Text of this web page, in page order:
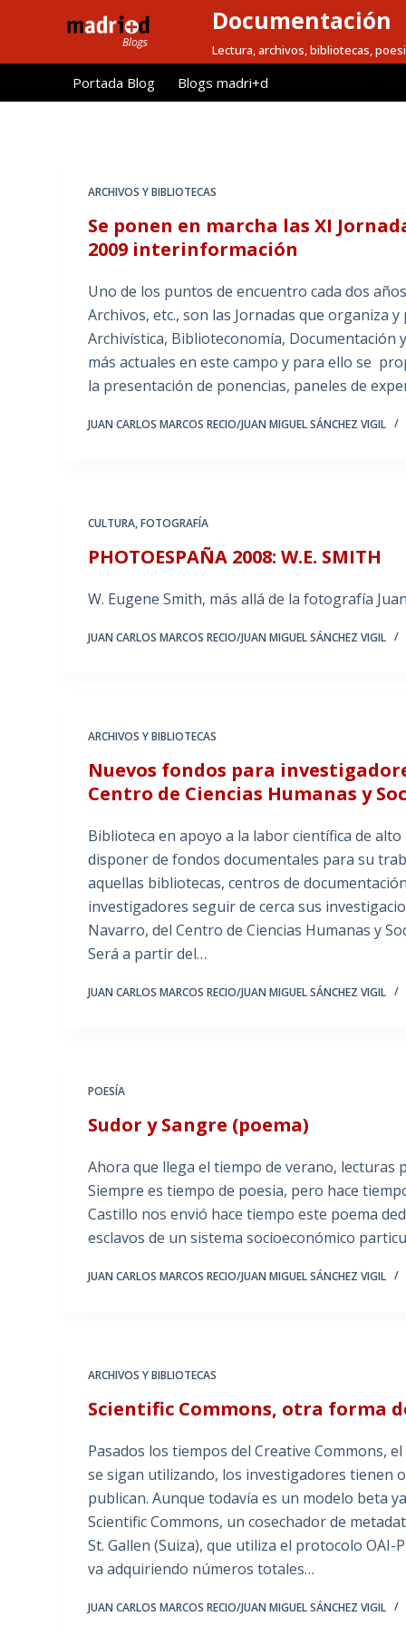
l
Documentación
Lectura, archivos, bibliotecas,
Portada Blog Blogs madri+d
ARCHIVOS Y BIBLIOTECAS
Se ponen en marcha las XI
2009 interinformación
Uno de los puntos de encuentro cada dos
Archivos, etc., son las Jornadas que organiza
Archivística, Biblioteconomía, Documentación
más actuales en este campo y para ello se
la presentación de ponencias, paneles de
JUAN CARLOS MARCOS RECIO/JUAN MIGUEL SÁNCHEZ VIGIL
CULTURA,FOTOGRAFÍA
PHOTOESPAÑA 2008: W.E. SMITH
W. Eugene Smith, más allá de la fotografía
JUAN CARLOS MARCOS RECIO/JUAN MIGUEL SÁNCHEZ VIGIL
ARCHIVOS Y BIBLIOTECAS
Nuevos fondos para
Centro de Ciencias Humanas y
Biblioteca en apoyo a la labor científica de
disponer de fondos documentales para su
aquellas bibliotecas, centros de
investigadores seguir de cerca sus
Navarro, del Centro de Ciencias Humanas y
Será a partir del…
JUAN CARLOS MARCOS RECIO/JUAN MIGUEL SÁNCHEZ VIGIL
POESÍA
Sudor y Sangre (poema)
Ahora que llega el tiempo de verano,
Siempre es tiempo de poesia, pero hace
Castillo nos envió hace tiempo este poema
esclavos de un sistema socioeconómico
JUAN CARLOS MARCOS RECIO/JUAN MIGUEL SÁNCHEZ VIGIL
ARCHIVOS Y BIBLIOTECAS
Scientific Commons, otra forma
Pasados los tiempos del Creative Commons,
se sigan utilizando, los investigadores tienen
publican. Aunque todavía es un modelo beta
Scientific Commons, un cosechador de
St. Gallen (Suiza), que utiliza el protocolo
va adquiriendo números totales…
JUAN CARLOS MARCOS RECIO/JUAN MIGUEL SÁNCHEZ VIGIL